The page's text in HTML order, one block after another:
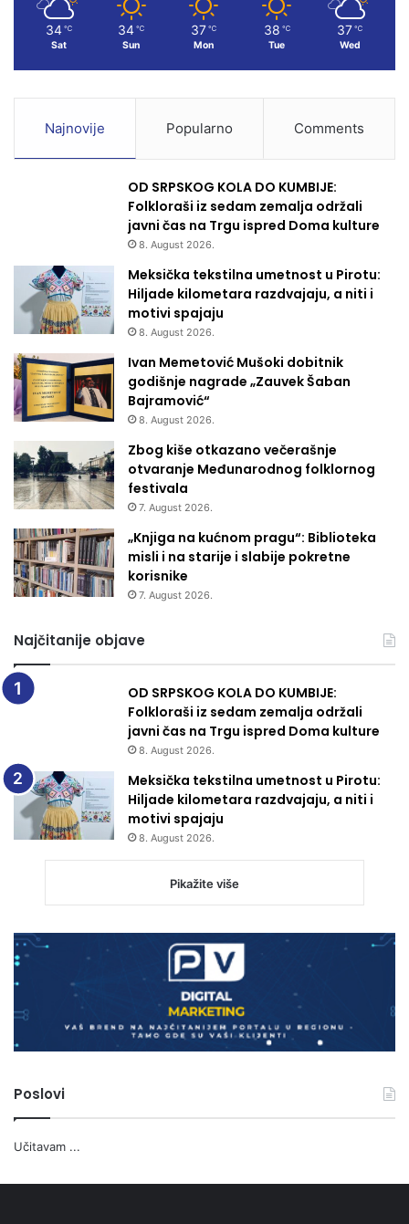
34 ℃
Sat
34 ℃
Sun
37 ℃
Mon
38 ℃
Tue
37 ℃
Wed
Najnovije Popularno Comments
OD SRPSKOG KOLA DO KUMBIJE:
Folkloraši iz sedam zemalja održali
javni čas na Trgu ispred Doma kulture
8. August 2026.
Meksička tekstilna umetnost u Pirotu:
Hiljade kilometara razdvajaju, a niti i
motivi spajaju
8. August 2026.
Ivan Memetović Mušoki dobitnik
godišnje nagrade „Zauvek Šaban
Bajramović“
8. August 2026.
Zbog kiše otkazano večerašnje
otvaranje Međunarodnog folklornog
festivala
7. August 2026.
„Knjiga na kućnom pragu“: Biblioteka
misli i na starije i slabije pokretne
korisnike
7. August 2026.
Najčitanije objave
OD SRPSKOG KOLA DO KUMBIJE:
Folkloraši iz sedam zemalja održali
javni čas na Trgu ispred Doma kulture
8. August 2026.
Meksička tekstilna umetnost u Pirotu:
Hiljade kilometara razdvajaju, a niti i
motivi spajaju
8. August 2026.
Pikažite više
Poslovi
Učitavam ...